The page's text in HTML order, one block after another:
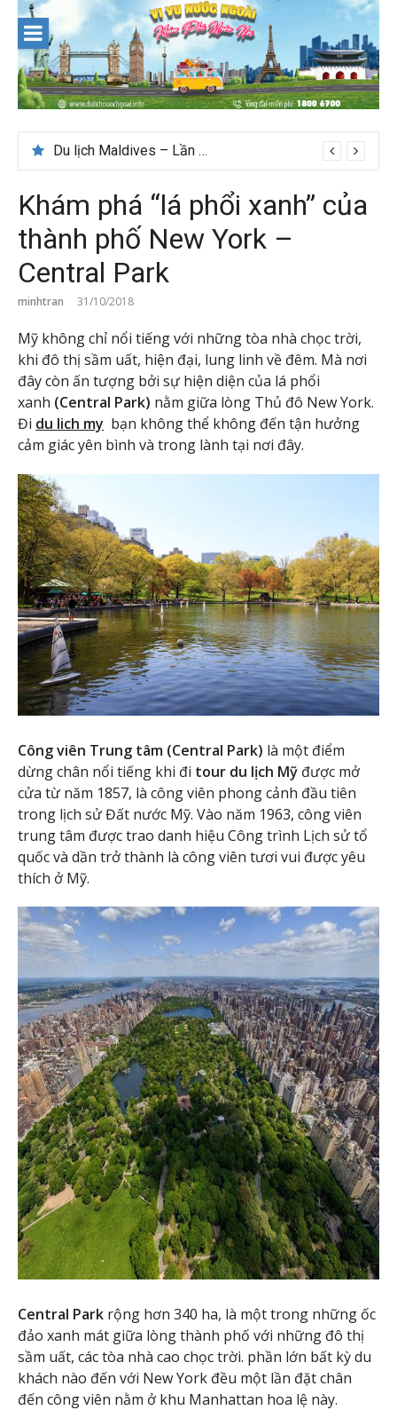
content
Du lịch Maldives – Lần đầu nên đi đâu, chơi gì?
Khám phá “lá phổi xanh” của
thành phố New York –
Central Park
minhtran 31/10/2018
Mỹ không chỉ nổi tiếng với những tòa nhà chọc trời,
khi đô thị sầm uất, hiện đại, lung linh về đêm. Mà nơi
đây còn ấn tượng bởi sự hiện diện của lá phổi
xanh (Central Park) nằm giữa lòng Thủ đô New York.
Đi du lich my bạn không thể không đến tận hưởng
cảm giác yên bình và trong lành tại nơi đây.
Công viên Trung tâm (Central Park) là một điểm
dừng chân nổi tiếng khi đi tour du lịch Mỹ được mở
cửa từ năm 1857, là công viên phong cảnh đầu tiên
trong lịch sử Đất nước Mỹ. Vào năm 1963, công viên
trung tâm được trao danh hiệu Công trình Lịch sử tổ
quốc và dần trở thành là công viên tươi vui được yêu
thích ở Mỹ.
Central Park rộng hơn 340 ha, là một trong những ốc
đảo xanh mát giữa lòng thành phố với những đô thị
sầm uất, các tòa nhà cao chọc trời. phần lớn bất kỳ du
khách nào đến với New York đều một lần đặt chân
đến công viên nằm ở khu Manhattan hoa lệ này.